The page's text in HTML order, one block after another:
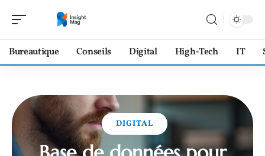
Bureautique Conseils Digital High-Tech IT
DIGITAL